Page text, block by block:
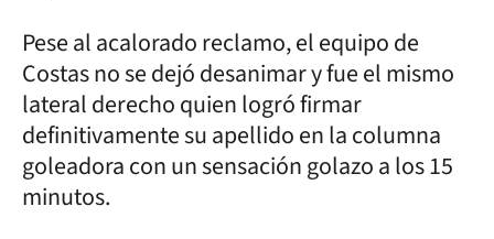
Pese al acalorado reclamo, el equipo de
Costas no se dejó desanimar y fue el mismo
lateral derecho quien logró firmar
definitivamente su apellido en la columna
goleadora con un sensación golazo a los 15
minutos.